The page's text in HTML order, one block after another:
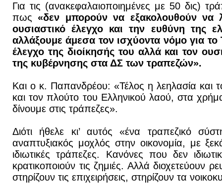
Για τις (ανακεφαλαιοποιημένες με 50 δις)
πως «δεν μπορούν να εξακολουθούν να
ουσιαστικό έλεγχο και την ευθύνη της
αλλάξουμε άμεσα τον ισχύοντα νόμο για το
έλεγχο της διοίκησής του αλλά και τον
της κυβέρνησης στα ΔΣ των τραπεζών».
Και ο κ. Παπανδρέου: «Τέλος η λεηλασία και
και τον πλούτο του Ελληνικού λαού, στα
δίνουμε στις τράπεζες».
Διότι ήθελε κι’ αυτός «ένα τραπεζικό
αναπτυξιακός μοχλός στην οικονομία, με
ιδιωτικές τράπεζες. Κανόνες που δεν
κρατικοποιούν τις ζημιές. Αλλά διοχετεύουν
στηρίζουν τις επιχειρήσεις, στηρίζουν τα